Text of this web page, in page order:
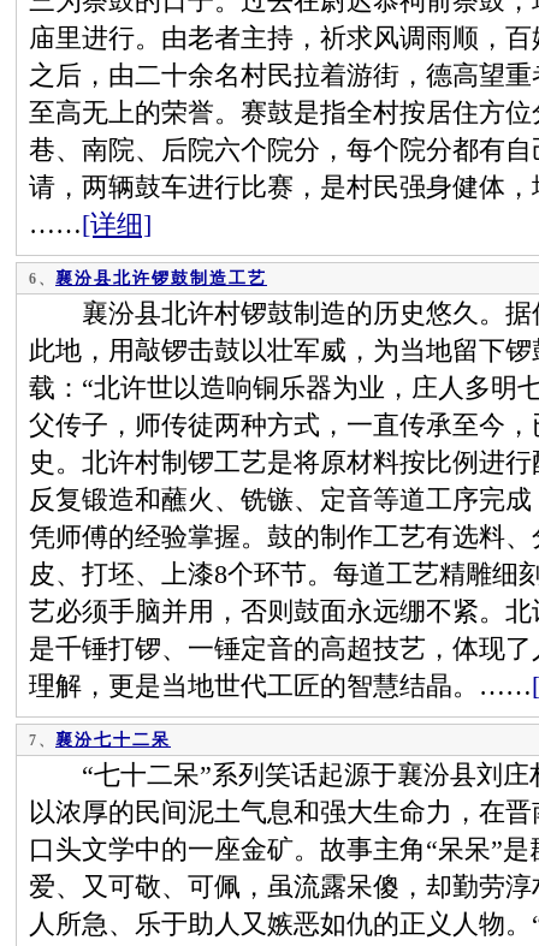
庙里进行。由老者主持，祈求风调雨顺，
之后，由二十余名村民拉着游街，德高望
至高无上的荣誉。赛鼓是指全村按居住方
巷、南院、后院六个院分，每个院分都有
请，两辆鼓车进行比赛，是村民强身健体
……[详细]
6、 襄汾县北许锣鼓制造工艺
襄汾县北许村锣鼓制造的历史悠久。据
此地，用敲锣击鼓以壮军威，为当地留下
载：“北许世以造响铜乐器为业，庄人多明
父传子，师传徒两种方式，一直传承至今
史。北许村制锣工艺是将原材料按比例进
反复锻造和蘸火、铣镞、定音等道工序完
凭师傅的经验掌握。鼓的制作工艺有选料
皮、打坯、上漆8个环节。每道工艺精雕细
艺必须手脑并用，否则鼓面永远绷不紧。
是千锤打锣、一锤定音的高超技艺，体现
理解，更是当地世代工匠的智慧结晶。……
7、 襄汾七十二呆
“七十二呆”系列笑话起源于襄汾县刘庄
以浓厚的民间泥土气息和强大生命力，在
口头文学中的一座金矿。故事主角“呆呆”
爱、又可敬、可佩，虽流露呆傻，却勤劳
人所急、乐于助人又嫉恶如仇的正义人物